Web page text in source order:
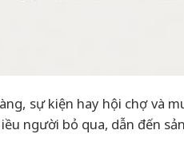
sự kiện hay hội chợ và
người bỏ qua, dẫn đến